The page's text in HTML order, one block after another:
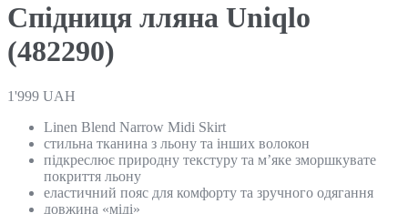
Спідниця лляна Uniqlo
(482290)
1'999 UAH
Linen Blend Narrow Midi Skirt
стильна тканина з льону та інших волокон
підкреслює природну текстуру та м’яке зморшкувате
покриття льону
еластичний пояс для комфорту та зручного одягання
довжина «міді»